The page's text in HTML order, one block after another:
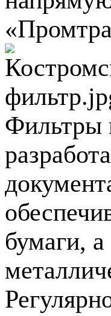
Фильтры
бумаги,